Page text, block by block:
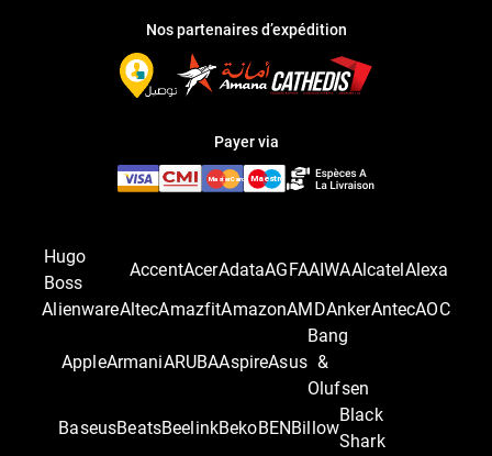
Nos partenaires d’expédition
Payer via
Hugo
Boss
AccentAcerAdataAGFAAIWAAlcatelAlexa
AlienwareAltecAmazfitAmazonAMDAnkerAntecAOC
AppleArmaniARUBAAspireAsus
Bang
&
Olufsen
BaseusBeatsBeelinkBekoBENBillow
Black
Shark